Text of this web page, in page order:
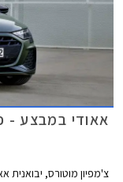
אאודי במבצע -
צ'מפיון מוטורס, יבואנית